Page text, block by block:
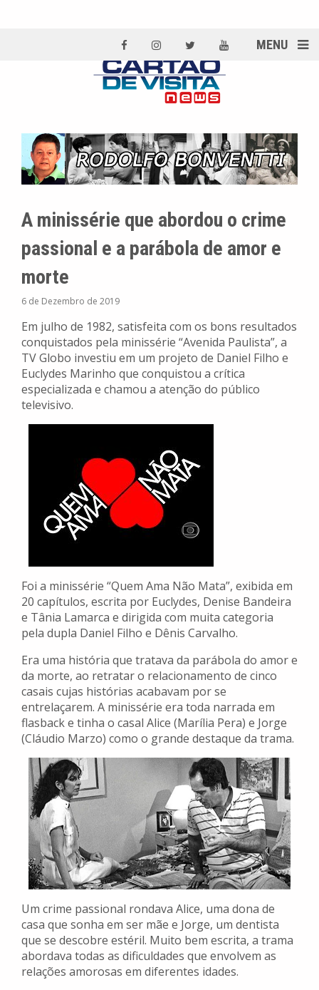
MENU
A minissérie que abordou o crime
passional e a parábola de amor e
morte
6 de Dezembro de 2019
Em julho de 1982, satisfeita com os bons resultados
conquistados pela minissérie “Avenida Paulista”, a
TV Globo investiu em um projeto de Daniel Filho e
Euclydes Marinho que conquistou a crítica
especializada e chamou a atenção do público
televisivo.
Foi a minissérie “Quem Ama Não Mata”, exibida em
20 capítulos, escrita por Euclydes, Denise Bandeira
e Tânia Lamarca e dirigida com muita categoria
pela dupla Daniel Filho e Dênis Carvalho.
Era uma história que tratava da parábola do amor e
da morte, ao retratar o relacionamento de cinco
casais cujas histórias acabavam por se
entrelaçarem. A minissérie era toda narrada em
flasback e tinha o casal Alice (Marília Pera) e Jorge
(Cláudio Marzo) como o grande destaque da trama.
Um crime passional rondava Alice, uma dona de
casa que sonha em ser mãe e Jorge, um dentista
que se descobre estéril. Muito bem escrita, a trama
abordava todas as dificuldades que envolvem as
relações amorosas em diferentes idades.